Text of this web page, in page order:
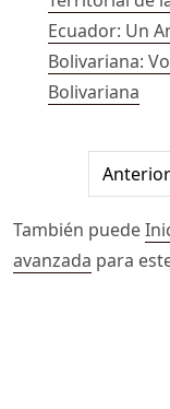
Ecuador: Un
Bolivariana:
Bolivariana
Anterior
También puede
avanzada para